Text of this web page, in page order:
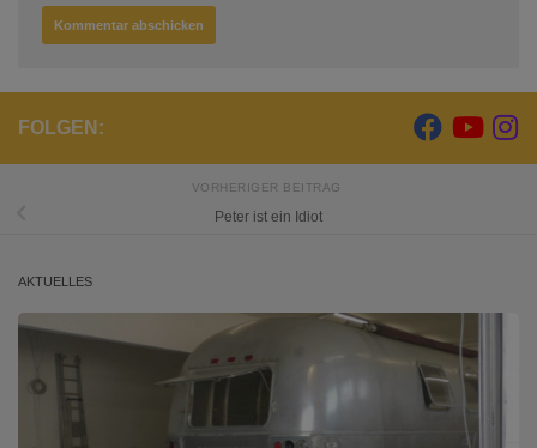
FOLGEN:
VORHERIGER BEITRAG
Peter ist ein Idiot
AKTUELLES